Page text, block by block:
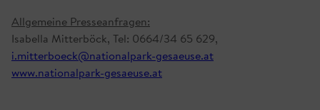
Allgemeine Presseanfragen:
Isabella Mitterböck, Tel: 0664/34 65 629,
i.mitterboeck@nationalpark-gesaeuse.at
www.nationalpark-gesaeuse.at